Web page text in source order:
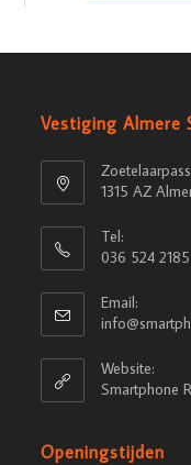
Vestiging Almere
1315 AZ
Tel:
036 524 2185
Email:
Website:
Smartphone
Openingstijden